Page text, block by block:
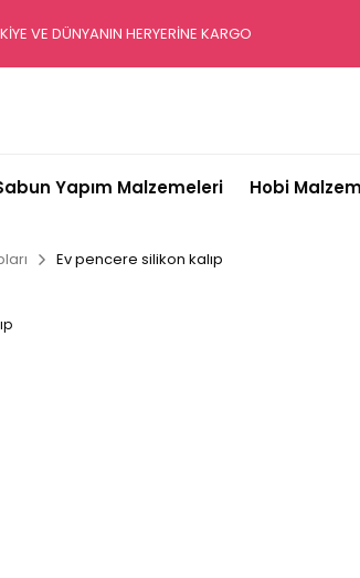
VE DÜNYANIN HERYERİNE KARGO
Yapım Malzemeleri Hobi
Ev pencere silikon kalıp